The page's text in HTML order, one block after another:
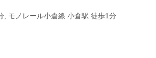
, モノレール小倉線 小倉駅 徒歩1分